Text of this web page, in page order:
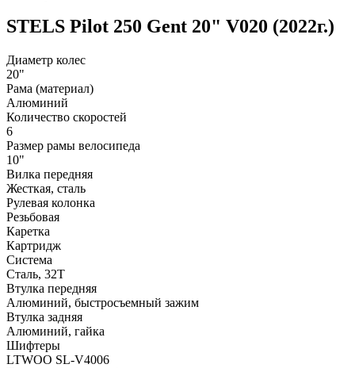
STELS Pilot 250 Gent 20" V020 (2022г.)
Диаметр колес
20"
Рама (материал)
Алюминий
Количество скоростей
6
Размер рамы велосипеда
10"
Вилка передняя
Жесткая, сталь
Рулевая колонка
Резьбовая
Каретка
Картридж
Система
Сталь, 32Т
Втулка передняя
Алюминий, быстросъемный зажим
Втулка задняя
Алюминий, гайка
Шифтеры
LTWOO SL-V4006